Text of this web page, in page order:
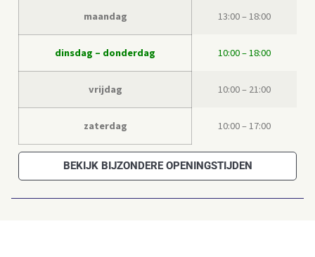
maandag 13:00 – 18:00
dinsdag – donderdag 10:00 – 18:00
vrijdag 10:00 – 21:00
zaterdag 10:00 – 17:00
BEKIJK BIJZONDERE OPENINGSTIJDEN